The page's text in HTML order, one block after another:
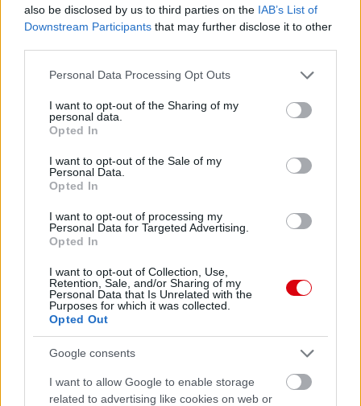
also be disclosed by us to third parties on the IAB’s List of
Downstream Participants that may further disclose it to other
Please note that this website/app uses one or more Google
not limited to your visit or usage behaviour. You may click to
grant or deny consent to Google and its third-party tags to
use your data for below specified purposes in below Google
consent section.
Personal Data Processing Opt Outs
I want to opt-out of the Sharing of my
personal data.
Opted In
I want to opt-out of the Sale of my
Personal Data.
Opted In
I want to opt-out of processing my
Personal Data for Targeted Advertising.
Opted In
I want to opt-out of Collection, Use,
Retention, Sale, and/or Sharing of my
Personal Data that Is Unrelated with the
Purposes for which it was collected.
Opted Out
Google consents
I want to allow Google to enable storage
related to advertising like cookies on web or